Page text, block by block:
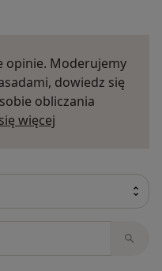
opinie. Moderujemy
dowiedz się
obliczania
więcej